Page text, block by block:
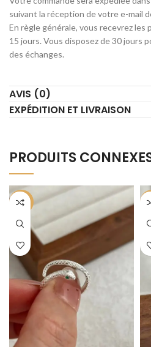
suivant la réception de votre e-mail
En règle générale, vous recevrez les
15 jours. Vous disposez de 30 jours
des échanges.
AVIS (0)
EXPÉDITION ET LIVRAISON
PRODUITS
-50% -